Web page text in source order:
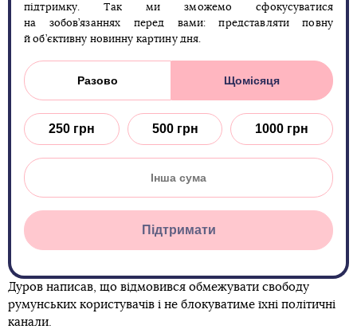
підтримку. Так ми зможемо сфокусуватися
на зобов’язаннях перед вами: представляти повну
й об’єктивну новинну картину дня.
Разово Щомісяця
250 грн 500 грн 1000 грн
Підтримати
Дуров написав, що відмовився обмежувати свободу
румунських користувачів і не блокуватиме їхні політичні
канали.